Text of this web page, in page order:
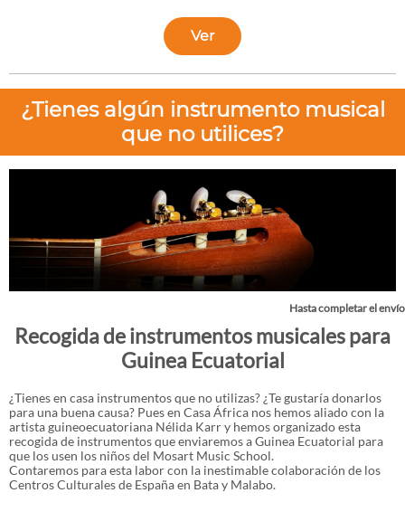
Ver
¿Tienes algún instrumento musical
que no utilices?
Hasta completar el envío
Recogida de instrumentos musicales para
Guinea Ecuatorial
¿Tienes en casa instrumentos que no utilizas? ¿Te gustaría donarlos
para una buena causa? Pues en Casa África nos hemos aliado con la
artista guineoecuatoriana Nélida Karr y hemos organizado esta
recogida de instrumentos que enviaremos a Guinea Ecuatorial para
que los usen los niños del Mosart Music School.
Contaremos para esta labor con la inestimable colaboración de los
Centros Culturales de España en Bata y Malabo.